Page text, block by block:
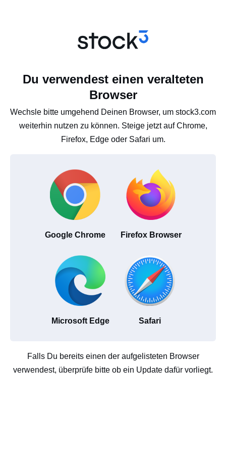
Du verwendest einen veralteten
Browser
Wechsle bitte umgehend Deinen Browser, um stock3.com
weiterhin nutzen zu können. Steige jetzt auf Chrome,
Firefox, Edge oder Safari um.
Google Chrome Firefox Browser
Microsoft Edge Safari
Falls Du bereits einen der aufgelisteten Browser
verwendest, überprüfe bitte ob ein Update dafür vorliegt.